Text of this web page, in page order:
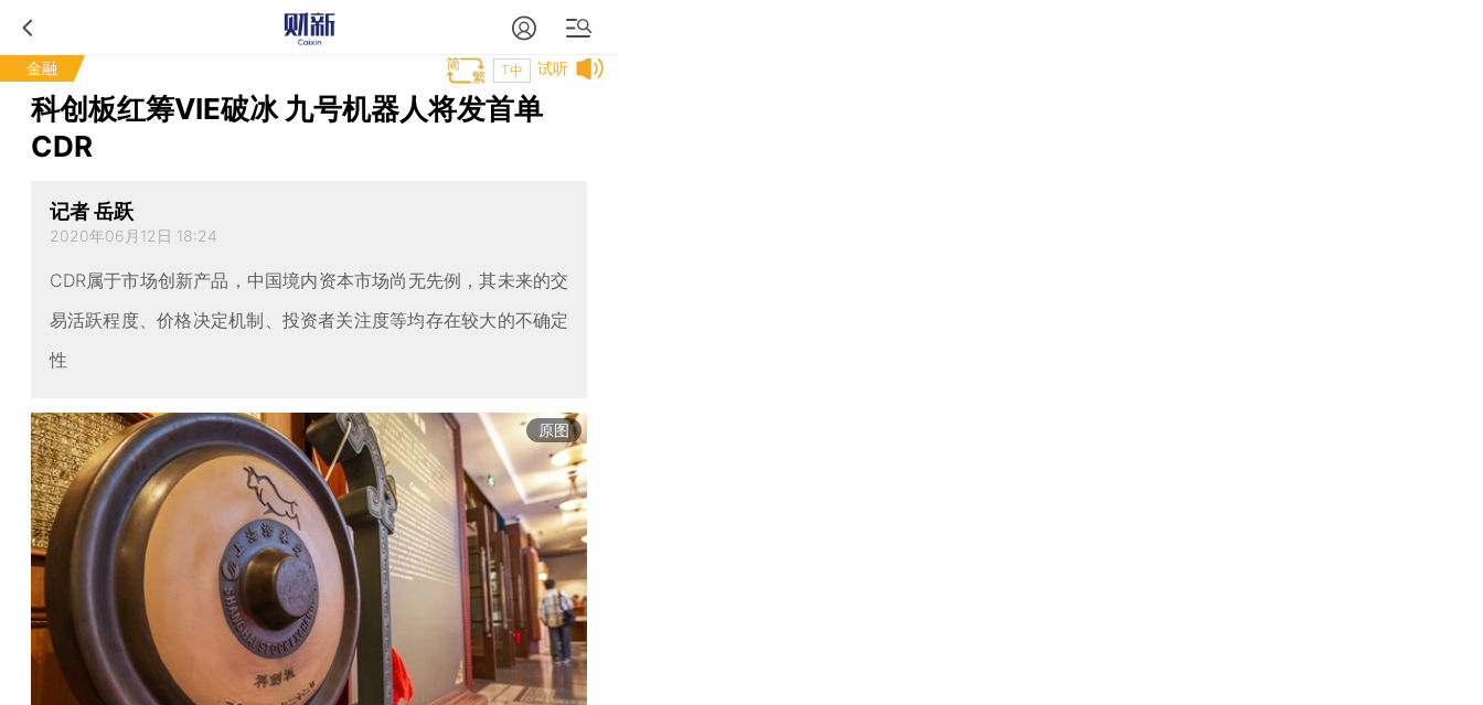
金融 试听
T中
科创板红筹VIE破冰 九号机器人将发首单
CDR
记者 岳跃
2020年06月12日 18:24
CDR属于市场创新产品，中国境内资本市场尚无先例，其未来的交
易活跃程度、价格决定机制、投资者关注度等均存在较大的不确定
性
原图